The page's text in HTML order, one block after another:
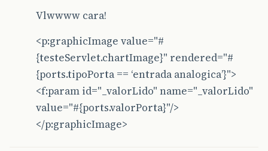
Vlwwww cara!
<p:graphicImage value="#
{testeServlet.chartImage}" rendered="#
{ports.tipoPorta == ‘entrada analogica’}">
<f:param id="_valorLido" name="_valorLido"
value="#{ports.valorPorta}"/>
</p:graphicImage>